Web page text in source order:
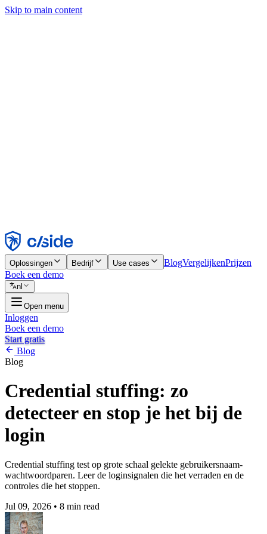
Skip to main content
Weigeren
Oplossingen Bedrijf Use cases BlogVergelijkenPrijzen
Boek een demo
nl
Open menu
Inloggen
Boek een demo
Start gratis
Blog
Blog
Credential stuffing: zo
detecteer en stop je het bij de
login
Credential stuffing test op grote schaal gelekte gebruikersnaam-
wachtwoordparen. Leer de loginsignalen die het verraden en de
controles die het stoppen.
Jul 09, 2026 • 8 min read